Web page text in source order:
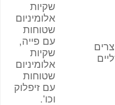
שקיות
אלומיניום
שטוחות
עם פייה,
שקיות
אלומיניום
שטוחות
עם זיפלוק
וכו'.